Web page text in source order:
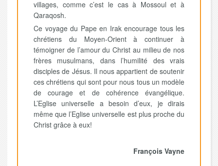
villages, comme c’est le cas à Mossoul et à
Qaraqosh.
Ce voyage du Pape en Irak encourage tous les
chrétiens du Moyen-Orient à continuer à
témoigner de l’amour du Christ au milieu de nos
frères musulmans, dans l’humilité des vrais
disciples de Jésus. Il nous appartient de soutenir
ces chrétiens qui sont pour nous tous un modèle
de courage et de cohérence évangélique.
L’Eglise universelle a besoin d’eux, je dirais
même que l’Eglise universelle est plus proche du
Christ grâce à eux!
François Vayne